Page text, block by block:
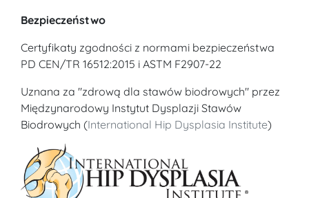
Bezpieczeństwo
Certyfikaty zgodności z normami bezpieczeństwa
PD CEN/TR 16512:2015 i ASTM F2907-22
Uznana za "zdrową dla stawów biodrowych" przez
Międzynarodowy Instytut Dysplazji Stawów
Biodrowych (International Hip Dysplasia Institute)